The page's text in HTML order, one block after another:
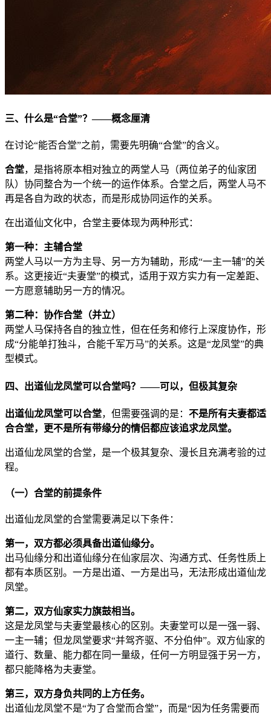
三、什么是“合堂”？——概念厘清
在讨论“能否合堂”之前，需要先明确“合堂”的含义。
合堂，是指将原本相对独立的两堂人马（两位弟子的仙家团
队）协同整合为一个统一的运作体系。合堂之后，两堂人马不
再是各自为政的状态，而是形成协同运作的关系。
在出道仙文化中，合堂主要体现为两种形式：
第一种：主辅合堂
两堂人马以一方为主导、另一方为辅助，形成“一主一辅”的关
系。这更接近“夫妻堂”的模式，适用于双方实力有一定差距、
一方愿意辅助另一方的情况。
第二种：协作合堂（并立）
两堂人马保持各自的独立性，但在任务和修行上深度协作，形
成“分能单打独斗，合能千军万马”的关系。这是“龙凤堂”的典
型模式。
四、出道仙龙凤堂可以合堂吗？——可以，但极其复杂
出道仙龙凤堂可以合堂，但需要强调的是： 不是所有夫妻都适
合合堂，更不是所有带缘分的情侣都应该追求龙凤堂。
出道仙龙凤堂的合堂，是一个极其复杂、漫长且充满考验的过
程。
（一）合堂的前提条件
出道仙龙凤堂的合堂需要满足以下条件：
第一，双方都必须具备出道仙缘分。
出马仙缘分和出道仙缘分在仙家层次、沟通方式、任务性质上
都有本质区别。一方是出道、一方是出马，无法形成出道仙龙
凤堂。
第二，双方仙家实力旗鼓相当。
这是龙凤堂与夫妻堂最核心的区别。夫妻堂可以是一强一弱、
一主一辅；但龙凤堂要求“并驾齐驱、不分伯仲”。双方仙家的
道行、数量、能力都在同一量级，任何一方明显强于另一方，
都只能降格为夫妻堂。
第三，双方身负共同的上方任务。
出道仙龙凤堂不是“为了合堂而合堂”，而是“因为任务需要而